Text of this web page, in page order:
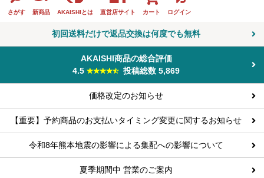
さがす 新商品 AKAISHIとは 直営店サイト カート ログイン
初回送料だけで返品交換は何度でも無料
AKAISHI商品の総合評価
4.5
投稿総数 5,869
価格改定のお知らせ
【重要】予約商品のお支払いタイミング変更に関するお知らせ
令和8年熊本地震の影響による集配への影響について
夏季期間中 営業のご案内